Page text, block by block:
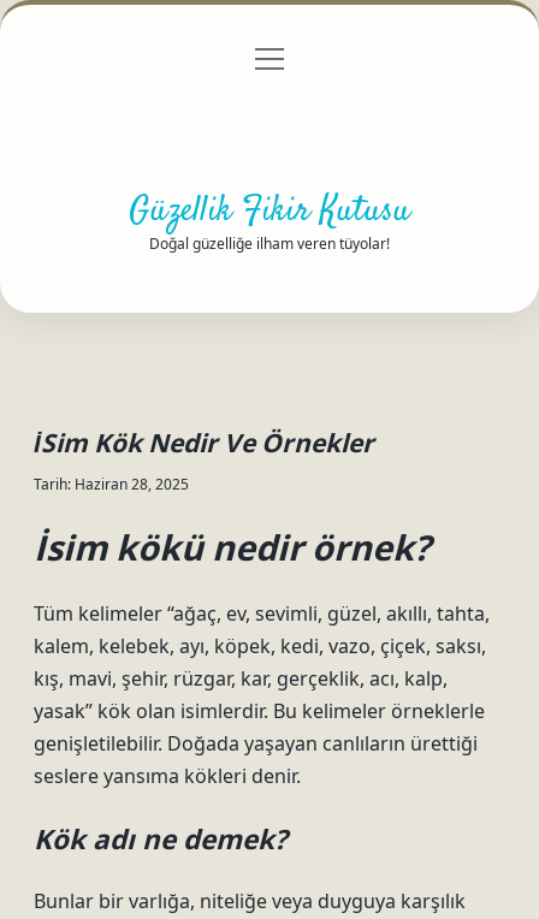
Gizlilik Politikası
menüyü
Güzellik Fikir Kutusu
Doğal güzelliğe ilham veren tüyolar!
İSim Kök Nedir Ve Örnekler
Tarih: Haziran 28, 2025
İsim kökü nedir örnek?
Tüm kelimeler “ağaç, ev, sevimli, güzel, akıllı, tahta,
kalem, kelebek, ayı, köpek, kedi, vazo, çiçek, saksı,
kış, mavi, şehir, rüzgar, kar, gerçeklik, acı, kalp,
yasak” kök olan isimlerdir. Bu kelimeler örneklerle
genişletilebilir. Doğada yaşayan canlıların ürettiği
seslere yansıma kökleri denir.
Kök adı ne demek?
Bunlar bir varlığa, niteliğe veya duyguya karşılık